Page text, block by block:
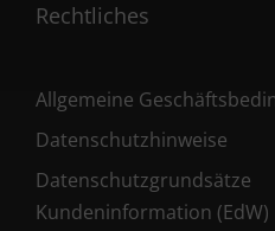
Rechtliches
Allgemeine
Datenschutzhinweise
Datenschutzgrundsätze
Kundeninformation (EdW)